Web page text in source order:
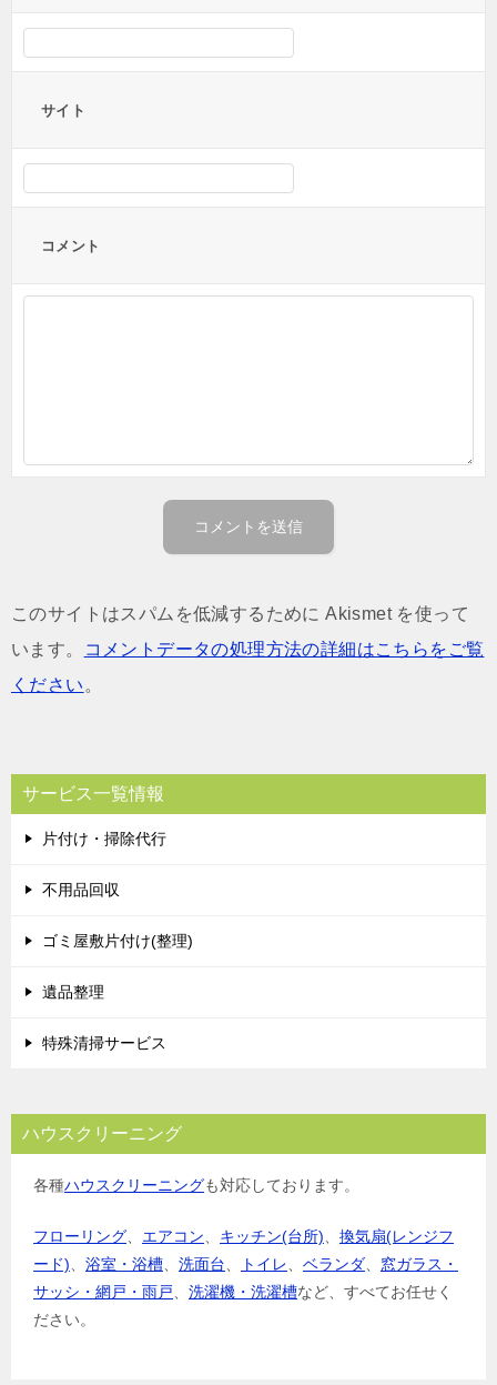
サイト
コメント
このサイトはスパムを低減するために Akismet を使って
います。
コメントデータの処理方法の詳細はこちらをご覧
ください 。
サービス一覧情報
片付け・掃除代行
不用品回収
ゴミ屋敷片付け(整理)
遺品整理
特殊清掃サービス
ハウスクリーニング
各種ハウスクリーニングも対応しております。
フローリング エアコン キッチン(台所)
換気扇(レンジフ
ード)
浴室・浴槽 洗面台 トイレ ベランダ
窓ガラス・
サッシ・網戸・雨戸
洗濯機・洗濯槽など、すべてお任せく
ださい。